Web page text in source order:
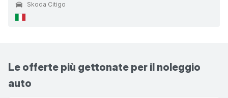
Skoda Citigo
Le offerte più gettonate per il noleggio
auto